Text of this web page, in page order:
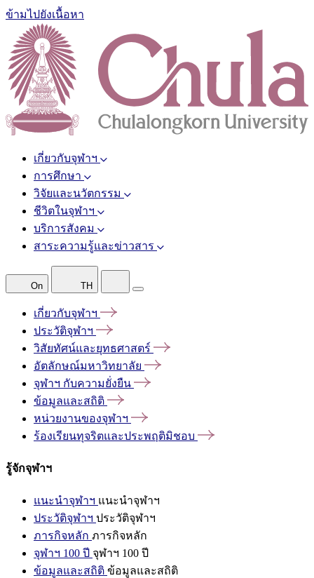
ข้ามไปยังเนื้อหา
เกี่ยวกับจุฬาฯ
การศึกษา
วิจัยและนวัตกรรม
ชีวิตในจุฬาฯ
บริการสังคม
สาระความรู้และข่าวสาร
On TH
เกี่ยวกับจุฬาฯ
ประวัติจุฬาฯ
วิสัยทัศน์และยุทธศาสตร์
อัตลักษณ์มหาวิทยาลัย
จุฬาฯ กับความยั่งยืน
ข้อมูลและสถิติ
หน่วยงานของจุฬาฯ
ร้องเรียนทุจริตและประพฤติมิชอบ
รู้จักจุฬาฯ
แนะนำจุฬาฯ แนะนำจุฬาฯ
ประวัติจุฬาฯ ประวัติจุฬาฯ
ภารกิจหลัก ภารกิจหลัก
จุฬาฯ 100 ปี จุฬาฯ 100 ปี
ข้อมูลและสถิติ ข้อมูลและสถิติ